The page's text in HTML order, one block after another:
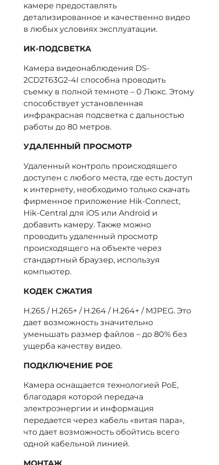
камере предоставлять
детализированное и качественно видео
в любых условиях эксплуатации.
ИК-ПОДСВЕТКА
Камера видеонаблюдения DS-
2CD2T63G2-4I способна проводить
съемку в полной темноте – 0 Люкс. Этому
способствует установленная
инфракрасная подсветка с дальностью
работы до 80 метров.
УДАЛЕННЫЙ ПРОСМОТР
Удаленный контроль происходящего
доступен с любого места, где есть доступ
к интернету, необходимо только скачать
фирменное приложение Hik-Connect,
Hik-Central для iOS или Android и
добавить камеру. Также можно
проводить удаленный просмотр
происходящего на объекте через
стандартный браузер, используя
компьютер.
КОДЕК СЖАТИЯ
Н.265 / Н.265+ / H.264 / H.264+ / MJPEG. Это
дает возможность значительно
уменьшать размер файлов – до 80% без
ущерба качеству видео.
ПОДКЛЮЧЕНИЕ РОЕ
Камера оснащается технологией РоЕ,
благодаря которой передача
электроэнергии и информация
передается через кабель «витая пара»,
что дает возможность обойтись всего
одной кабельной линией.
МОНТАЖ